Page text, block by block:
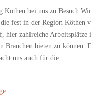
Köthen bei uns zu Besuch
fest in der Region Köthen
hier zahlreiche Arbeitsplätze
Branchen bieten zu können.
uns auch für die...